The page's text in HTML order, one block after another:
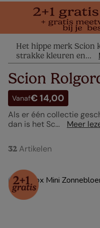
Het hippe merk Scion
strakke kleuren en...
Scion
Vanaf€ 14,00
Als er één collectie
dan is het Sc...
Meer
32 Artikelen